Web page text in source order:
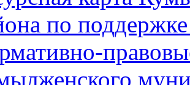
по